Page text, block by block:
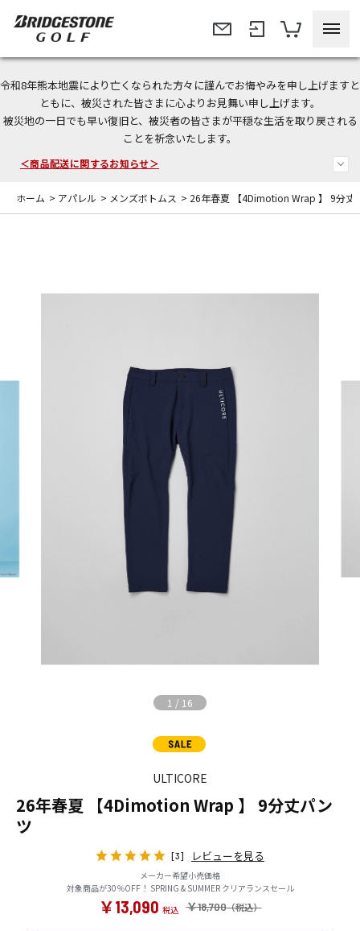
令和8年熊本地震により亡くなられた方々に謹んでお悔やみを申し上げますと
ともに、被災された皆さまに心よりお見舞い申し上げます。
被災地の一日でも早い復旧と、被災者の皆さまが平穏な生活を取り戻される
ことを祈念いたします。
今なら新規会員登録で1,000円OFFクーポンプレゼント！
＜商品配送に関するお知らせ＞
＜夏季休暇中のご注文・発送・お問い合わせ＞
ホーム > アパレル > メンズボトムス > 26年春夏 【4Dimotion Wrap 】 9分丈
1 / 16
ULTICORE
26年春夏 【4Dimotion Wrap 】 9分丈パン
ツ
[3] レビューを見る
メーカー希望小売価格
対象商品が30％OFF！ SPRING & SUMMER クリアランスセール
￥18,700
￥13,090